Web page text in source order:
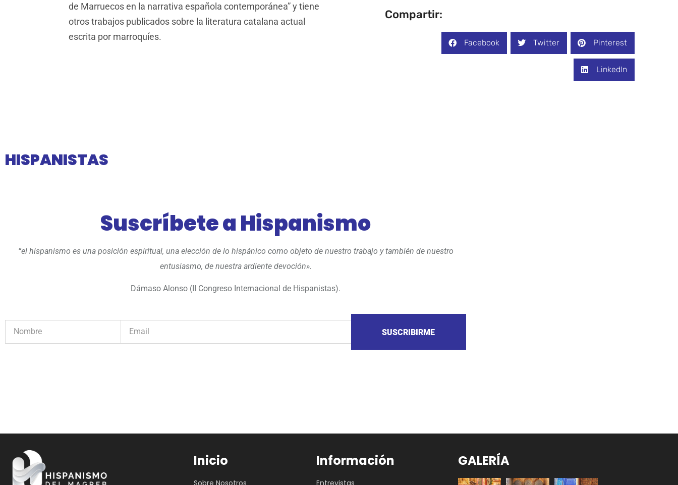
de Marruecos en la narrativa española contemporánea” y tiene
otros trabajos publicados sobre la literatura catalana actual
escrita por marroquíes.
Compartir:
Facebook Twitter Pinterest
LinkedIn
HISPANISTAS
Suscríbete a Hispanismo
“el hispanismo es una posición espiritual, una elección de lo hispánico como objeto de nuestro trabajo y también de nuestro
entusiasmo, de nuestra ardiente devoción».
Dámaso Alonso (II Congreso Internacional de Hispanistas).
SUSCRIBIRME
Inicio
Sobre Nosotros
Información
Entrevistas
GALERÍA